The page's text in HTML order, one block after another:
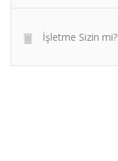
İşletme Sizin mi?